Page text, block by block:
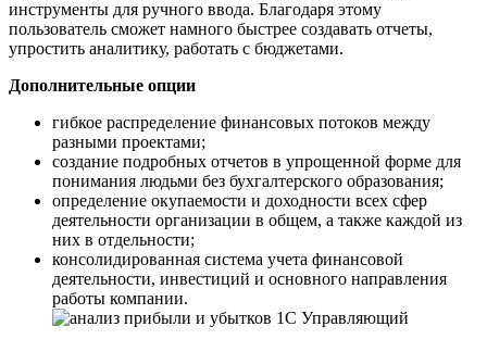
инструменты для ручного ввода. Благодаря этому
пользователь сможет намного быстрее создавать отчеты,
упростить аналитику, работать с бюджетами.
Дополнительные опции
гибкое распределение финансовых потоков между
разными проектами;
создание подробных отчетов в упрощенной форме для
понимания людьми без бухгалтерского образования;
определение окупаемости и доходности всех сфер
деятельности организации в общем, а также каждой из
них в отдельности;
консолидированная система учета финансовой
деятельности, инвестиций и основного направления
работы компании.